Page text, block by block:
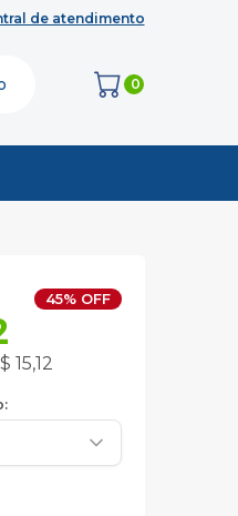
de atendimento
0
45% OFF
15,12